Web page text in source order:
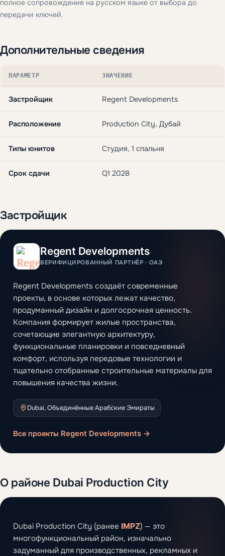
полное сопровождение на русском языке от выбора до
передачи ключей.
Дополнительные сведения
ПАРАМЕТР ЗНАЧЕНИЕ
Застройщик Regent Developments
Расположение Production City, Дубай
Типы юнитов Студия, 1 спальня
Срок сдачи Q1 2028
Застройщик
Regent Developments
ВЕРИФИЦИРОВАННЫЙ ПАРТНЁР · ОАЭ
Regent Developments создаёт современные
проекты, в основе которых лежат качество,
продуманный дизайн и долгосрочная ценность.
Компания формирует жилые пространства,
сочетающие элегантную архитектуру,
функциональные планировки и повседневный
комфорт, используя передовые технологии и
тщательно отобранные строительные материалы для
повышения качества жизни.
Dubai, Объединённые Арабские Эмираты
Все проекты Regent Developments →
О районе Dubai Production City
Dubai Production City (ранее IMPZ) — это
многофункциональный район, изначально
задуманный для производственных, рекламных и